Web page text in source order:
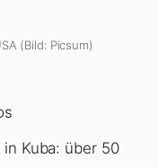
(Bild: Picsum)
Kuba: über 50